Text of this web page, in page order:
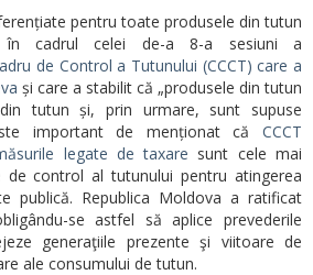
pentru toate produsele din tutun
cadrul celei de-a 8-a sesiuni a
de Control a Tutunului (CCCT) care a
și care a stabilit că „produsele din tutun
tutun și, prin urmare, sunt supuse
important de menționat că CCCT
legate de taxare sunt cele mai
de control al tutunului pentru atingerea
publică. Republica Moldova a ratificat
se astfel să aplice prevederile
generaţiile prezente şi viitoare de
ale consumului de tutun.